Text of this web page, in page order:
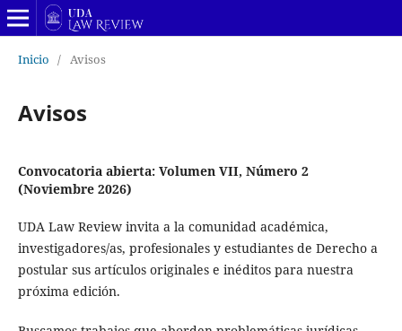
Inicio / Avisos
Avisos
Convocatoria abierta: Volumen VII, Número 2
(Noviembre 2026)
UDA Law Review invita a la comunidad académica,
investigadores/as, profesionales y estudiantes de Derecho a
postular sus artículos originales e inéditos para nuestra
próxima edición.